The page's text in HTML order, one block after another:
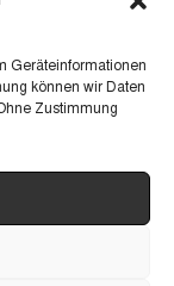
Geräteinformationen
können wir Daten
Zustimmung